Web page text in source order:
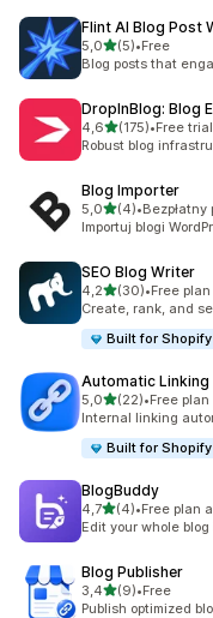
Flint AI Blog Post
5,0na 5 gwiazdek
(5)
Łączna liczba
•Free
Blog posts that
DropInBlog: Blog
4,6na 5 gwiazdek
(175)
Łączna liczba
•Free
Robust blog
Blog Importer
5,0na 5 gwiazdek
(4)
Łączna liczba
•
Importuj blogi
SEO Blog Writer
4,2na 5 gwiazdek
(30)
Łączna liczba
•Free
Create, rank, and
Built for Shopify
Automatic Linking
5,0na 5 gwiazdek
(22)
Łączna liczba
•Free
Internal linking
Built for Shopify
BlogBuddy
4,7na 5 gwiazdek
(4)
Łączna liczba
•Free plan
Edit your whole
Blog Publisher
3,4na 5 gwiazdek
(9)
Łączna liczba
•Free
Publish optimized